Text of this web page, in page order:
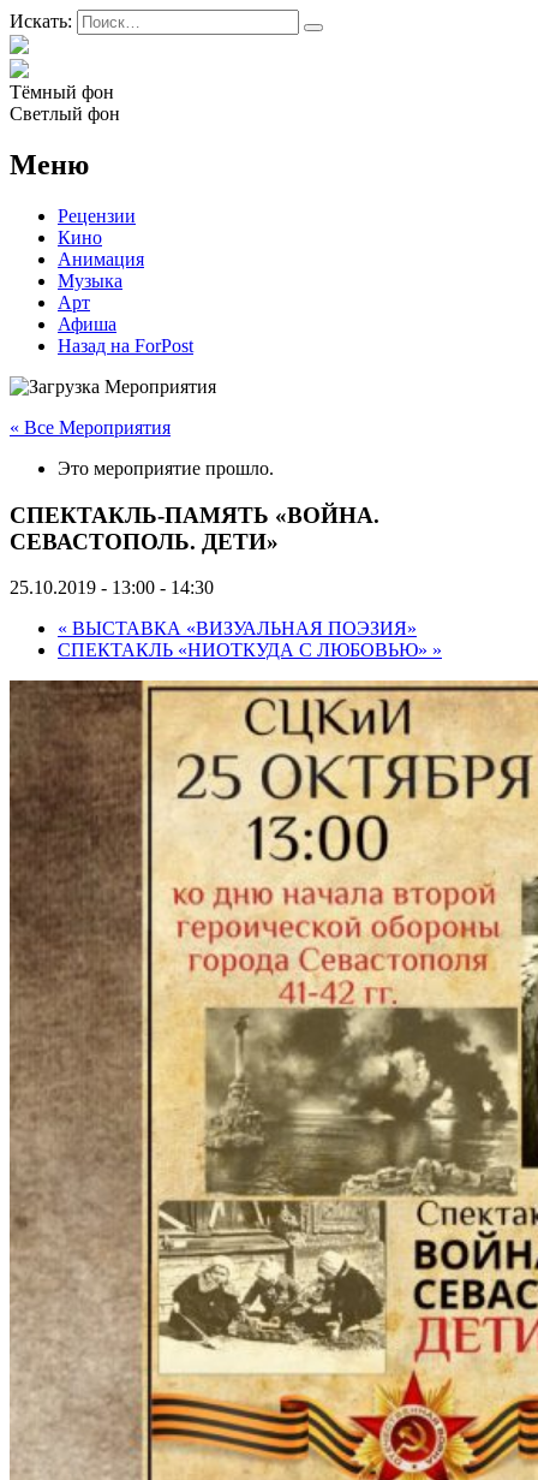
Искать:
Тёмный фон
Светлый фон
Меню
Рецензии
Кино
Анимация
Музыка
Арт
Афиша
Назад на ForPost
« Все Мероприятия
Это мероприятие прошло.
СПЕКТАКЛЬ-ПАМЯТЬ «ВОЙНА.
СЕВАСТОПОЛЬ. ДЕТИ»
25.10.2019 - 13:00 - 14:30
« ВЫСТАВКА «ВИЗУАЛЬНАЯ ПОЭЗИЯ»
СПЕКТАКЛЬ «НИОТКУДА С ЛЮБОВЬЮ» »